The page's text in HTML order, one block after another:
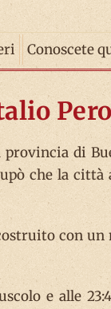
Conoscete
di
che la città
con
e alle